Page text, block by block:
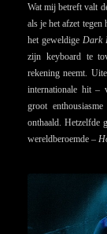
Wat mij betreft valt
als je het afzet tegen
het geweldige Dark
zijn keyboard te
rekening neemt.
internationale hit –
groot
onthaald. Hetzelfde
wereldberoemde –